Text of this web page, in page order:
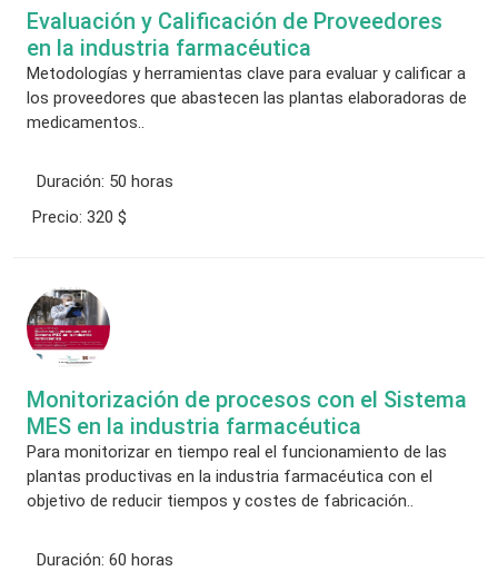
Evaluación y Calificación de Proveedores
en la industria farmacéutica
Metodologías y herramientas clave para evaluar y calificar a
los proveedores que abastecen las plantas elaboradoras de
medicamentos..
Duración: 50 horas
Precio: 320 $
Monitorización de procesos con el Sistema
MES en la industria farmacéutica
Para monitorizar en tiempo real el funcionamiento de las
plantas productivas en la industria farmacéutica con el
objetivo de reducir tiempos y costes de fabricación..
Duración: 60 horas